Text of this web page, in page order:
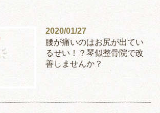
2020/01/27
腰が痛いのはお尻が出てい
るせい！？琴似整骨院で改
善しませんか？